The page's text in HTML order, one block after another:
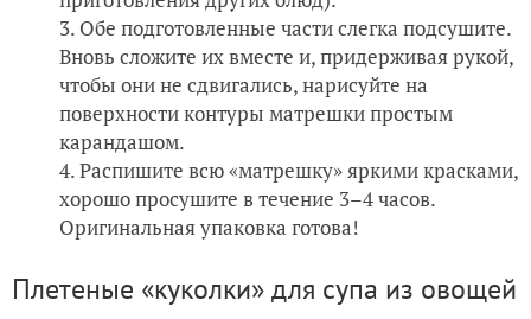
Обе подготовленные части слегка подсушите.
Вновь сложите их вместе и, придерживая рукой,
чтобы они не сдвигались, нарисуйте на
поверхности контуры матрешки простым
карандашом.
Распишите всю «матрешку» яркими красками,
хорошо просушите в течение 3–4 часов.
Оригинальная упаковка готова!
Плетеные «куколки» для супа из овощей